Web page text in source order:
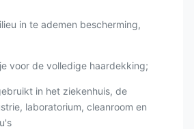
in te ademen bescherming,
voor de volledige haardekking;
in het ziekenhuis, de
laboratorium, cleanroom en